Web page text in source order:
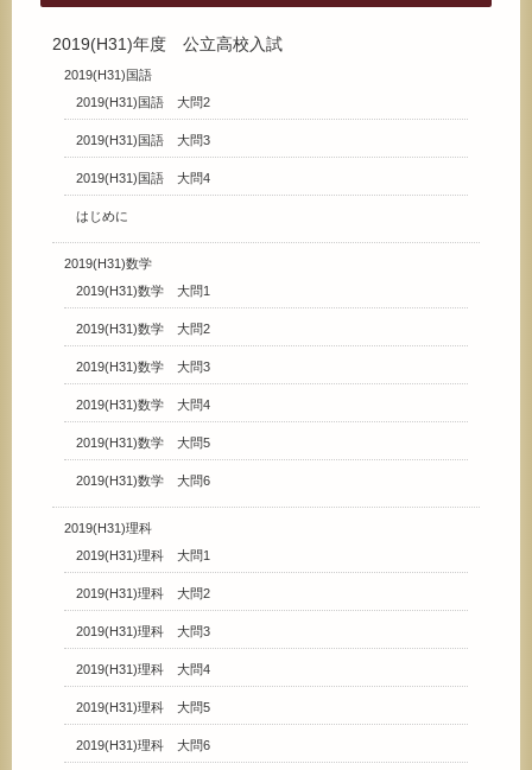
2019(H31)年度 公立高校入試
2019(H31)国語
2019(H31)国語 大問2
2019(H31)国語 大問3
2019(H31)国語 大問4
はじめに
2019(H31)数学
2019(H31)数学 大問1
2019(H31)数学 大問2
2019(H31)数学 大問3
2019(H31)数学 大問4
2019(H31)数学 大問5
2019(H31)数学 大問6
2019(H31)理科
2019(H31)理科 大問1
2019(H31)理科 大問2
2019(H31)理科 大問3
2019(H31)理科 大問4
2019(H31)理科 大問5
2019(H31)理科 大問6